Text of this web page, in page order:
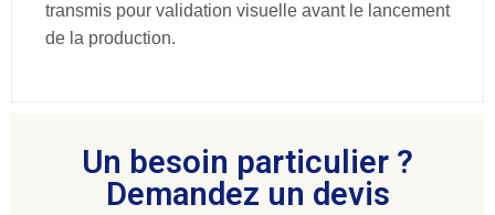
transmis pour validation visuelle avant le lancement
de la production.
Un besoin particulier ?
Demandez un devis